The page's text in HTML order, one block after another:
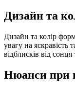
Дизайн та
Дизайн та колір
увагу на
відблисків від
Нюанси при